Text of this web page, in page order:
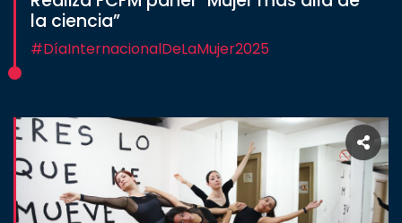
la ciencia”
#DíaInternacionalDeLaMujer2025